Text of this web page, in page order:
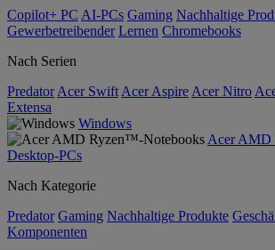
Copilot+ PC AI-PCs Gaming Nachhaltige
Gewerbetreibender Lernen Chromebooks
Nach Serien
Predator Acer Swift Acer Aspire Acer Nitro
Extensa
Windows
Acer AMD
Desktop-PCs
Nach Kategorie
Predator Gaming Nachhaltige Produkte
Komponenten